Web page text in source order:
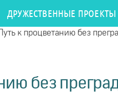
ДРУЖЕСТВЕННЫЕ ПРОЕКТЫ
Путь к процветанию без
без